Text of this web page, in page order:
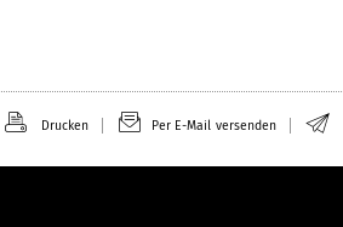
Drucken Per E-Mail versenden